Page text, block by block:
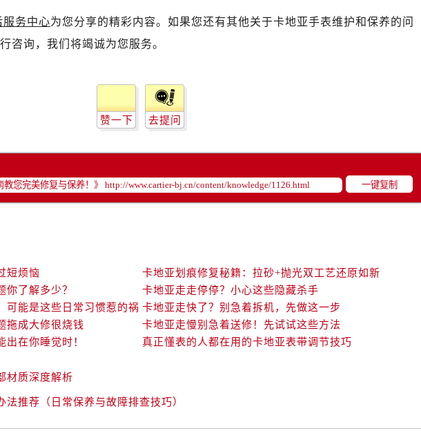
服务中心为您分享的精彩内容。如果您还有其他关于卡地亚手表维护和保养的问
咨询，我们将竭诚为您服务。
赞一下 去提问
一键复制
短烦恼
卡地亚划痕修复秘籍：拉砂+抛光双工艺还原如新
了解多少？
卡地亚走走停停？小心这些隐藏杀手
可能是这些日常习惯惹的祸 卡地亚走快了？别急着拆机，先做这一步
拖成大修很烧钱
卡地亚走慢别急着送修！先试试这些方法
在你睡觉时！
真正懂表的人都在用的卡地亚表带调节技巧
材质深度解析
法推荐（日常保养与故障排查技巧）